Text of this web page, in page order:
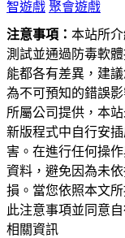
智遊戲 聚會遊戲
注意事項： 本站所
測試並通過防毒軟
能都各有差異，建
為不可預知的錯誤
所屬公司提供，本
新版程式中自行安
害。在進行任何操
資料，避免因為未
損。當您依照本文
此注意事項並同意
相關資訊